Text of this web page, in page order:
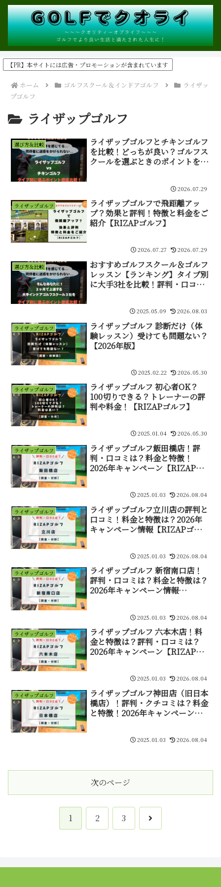
【PR】本サイトには広告・プロモーションが含まれています
ホーム ゴルフスクール＆インドアゴルフ
ライザッ
プゴルフ
ライザップゴルフ
選び方＆比較
ライザップゴルフとチキンゴルフ
を比較！どっちが良い？ゴルフス
クールを選ぶときのポイントを解
2026.07.29
ライザップゴルフ
ライザップゴルフで飛距離アッ
プ？効果と評判！特徴と料金をご
紹介【RIZAPゴルフ】
2026.07.27 2026.07.29
選び方＆比較
おすすめゴルフスクール＆ゴルフ
レッスン【ランキング】タイプ別
に大手3社を比較！評判・口コ
2025.05.09 2026.08.03
ライザップゴルフ
ライザップゴルフ 診断だけ（体
験レッスン）受けても問題ない？
【2026年版】
2025.02.22 2026.05.30
ライザップゴルフ
ライザップゴルフ 初心者OK？
100切りできる？トレーナーの評
判や料金！【RIZAPゴルフ】
2025.01.04 2026.05.30
ライザップゴルフ
ライザップゴルフ飯田橋店！評
判・口コミは？料金と特徴！
2026年キャンペーン【RIZAPゴ
2025.01.03 2026.08.04
ライザップゴルフ
ライザップゴルフ立川店の評判と
口コミ！料金と特徴は？2026年
キャンペーン情報【RIZAPゴルフ
2025.01.03 2026.08.04
ライザップゴルフ
ライザップゴルフ 新宿南口店！
評判・口コミは？料金と特徴は？
2026年キャンペーン情報
2025.01.03 2026.08.04
ライザップゴルフ
ライザップゴルフ 六本木店！料
金と特徴は？評判・口コミは？
2026年キャンペーン【RIZAPゴ
2025.01.03 2026.08.04
ライザップゴルフ
ライザップゴルフ神田店（旧日本
橋店）！評判・クチコミは？料金
と特徴！2026年キャンペーン
2025.01.03 2026.08.04
次のページ
1 2 3
次